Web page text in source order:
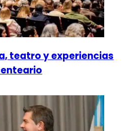
teatro y experiencias